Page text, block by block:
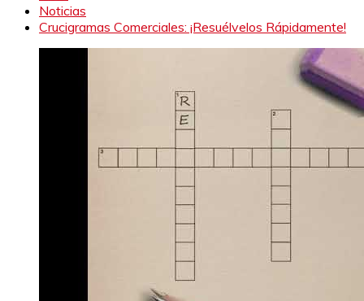
Noticias
Crucigramas Comerciales: ¡Resuélvelos Rápidamente!